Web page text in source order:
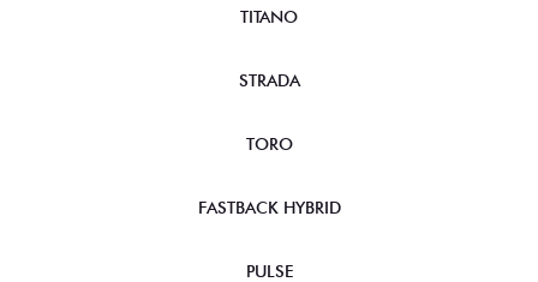
TITANO
STRADA
TORO
FASTBACK HYBRID
PULSE